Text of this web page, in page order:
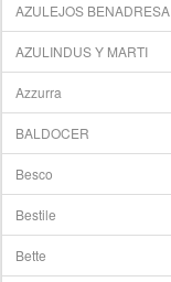
AZULEJOS BENADRESA
AZULINDUS Y MARTI
Azzurra
BALDOCER
Besco
Bestile
Bette